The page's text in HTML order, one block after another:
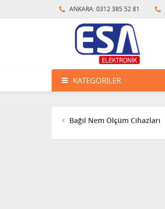
ANKARA: 0312 385 52 81
KATEGORILER
Bağıl Nem Ölçüm Cihazları